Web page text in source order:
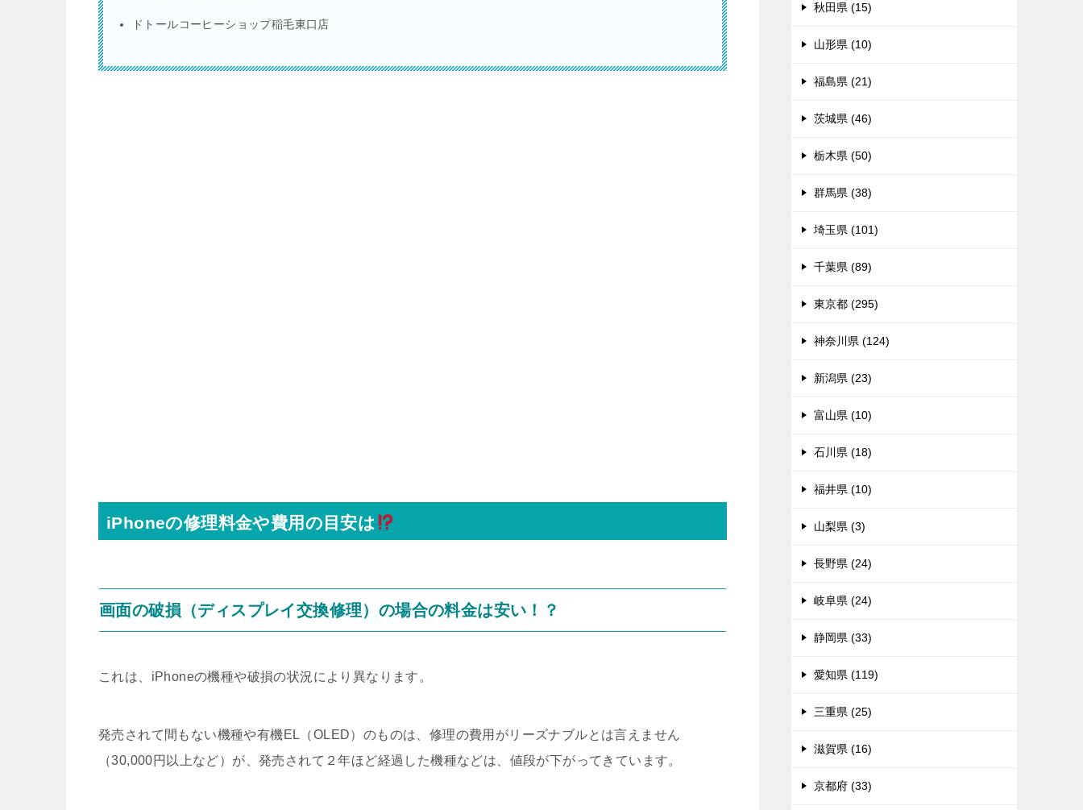
ドトールコーヒーショップ稲毛東口店
iPhoneの修理料金や費用の目安は
画面の破損（ディスプレイ交換修理）の場合の料金は安い！？
これは、iPhoneの機種や破損の状況により異なります。
発売されて間もない機種や有機EL（OLED）のものは、修理の費用がリーズナブルとは言えません
（30,000円以上など）が、発売されて２年ほど経過した機種などは、値段が下がってきています。
秋田県 (15)
山形県 (10)
福島県 (21)
茨城県 (46)
栃木県 (50)
群馬県 (38)
埼玉県 (101)
千葉県 (89)
東京都 (295)
神奈川県 (124)
新潟県 (23)
富山県 (10)
石川県 (18)
福井県 (10)
山梨県 (3)
長野県 (24)
岐阜県 (24)
静岡県 (33)
愛知県 (119)
三重県 (25)
滋賀県 (16)
京都府 (33)